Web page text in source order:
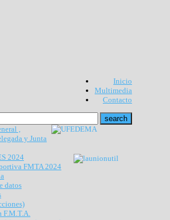
Inicio
Multimedia
Contacto
,
y Junta
2024
FMTA 2024
datos
F.M.T.A.